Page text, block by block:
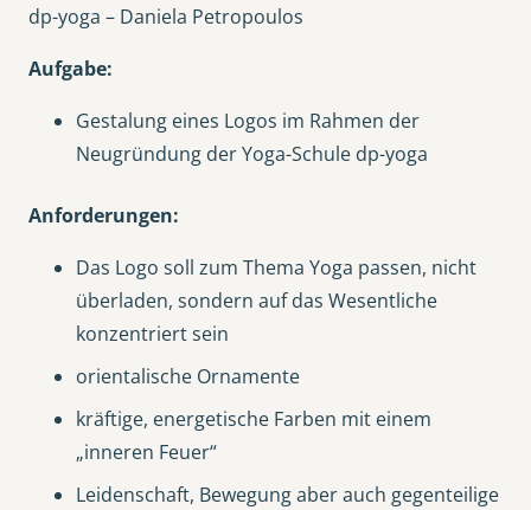
dp-yoga – Daniela Petropoulos
Aufgabe:
Gestalung eines Logos im Rahmen der
Neugründung der Yoga-Schule dp-yoga
Anforderungen:
Das Logo soll zum Thema Yoga passen, nicht
überladen, sondern auf das Wesentliche
konzentriert sein
orientalische Ornamente
kräftige, energetische Farben mit einem
„inneren Feuer“
Leidenschaft, Bewegung aber auch gegenteilige